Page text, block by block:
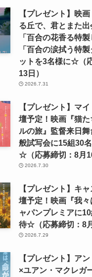
【プレゼント】映
る丘で、君とまた出
「百合の花香る特
「百合の涙拭う特
ットを3名様に☆（
13日）
2026.7.31
【プレゼント】マ
壇予定！映画『猫
ルの旅』監督来日
般試写会に15組30
☆（応募締切：8月
2026.7.30
【プレゼント】キ
壇予定！映画『我
ャパンプレミアに
待☆（応募締切：8
2026.7.29
【プレゼント】ア
×ユアン・マクレガ